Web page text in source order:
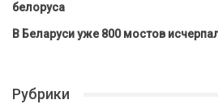
белоруса
В Беларуси уже 800 мостов
Рубрики